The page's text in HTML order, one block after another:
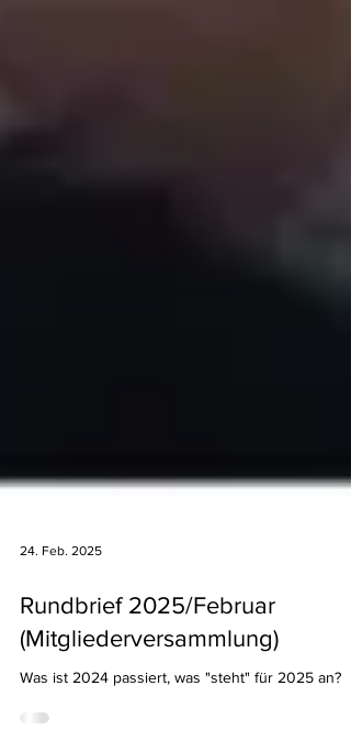
24. Feb. 2025
Rundbrief 2025/Februar
(Mitgliederversammlung)